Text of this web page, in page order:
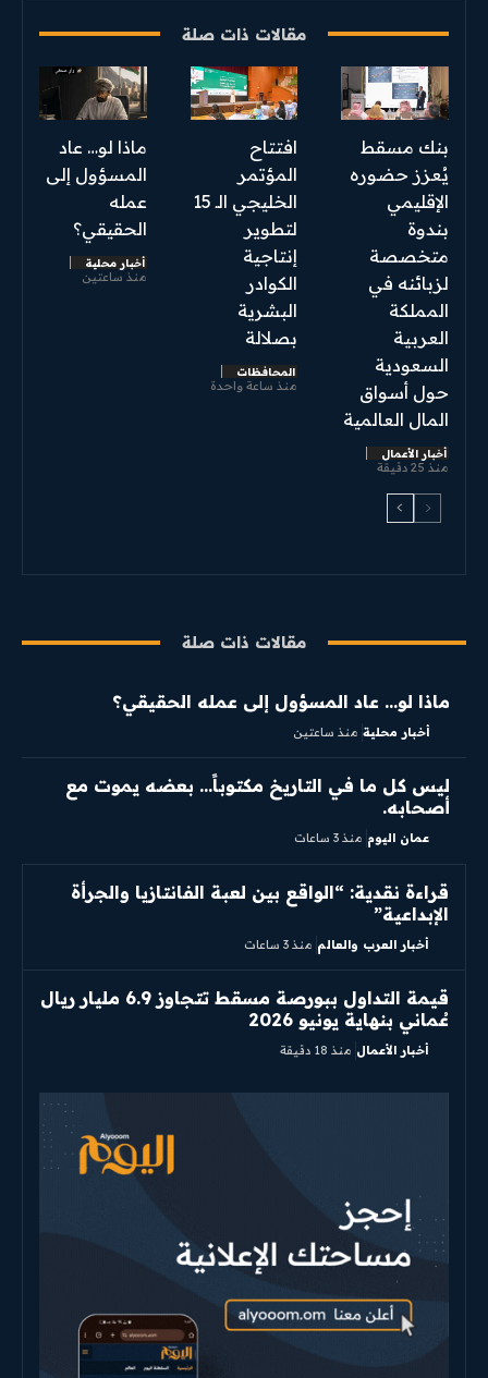
مقالات ذات صلة
بنك مسقط
يُعزز حضوره
الإقليمي
بندوة
متخصصة
لزبائنه في
المملكة
العربية
السعودية
حول أسواق
المال العالمية
أخبار الأعمال
منذ 25 دقيقة
افتتاح
المؤتمر
الخليجي الـ 15
لتطوير
إنتاجية
الكوادر
البشرية
بصلالة
المحافظات
منذ ساعة واحدة
ماذا لو… عاد
المسؤول إلى
عمله
الحقيقي؟
أخبار محلية
منذ ساعتين
مقالات ذات صلة
ماذا لو… عاد المسؤول إلى عمله الحقيقي؟
أخبار محلية منذ ساعتين
ليس كل ما في التاريخ مكتوباً… بعضه يموت مع
أصحابه.
عمان اليوم منذ 3 ساعات
قراءة نقدية: “الواقع بين لعبة الفانتازيا والجرأة
الإبداعية”
أخبار العرب والعالم منذ 3 ساعات
قيمة التداول ببورصة مسقط تتجاوز 6.9 مليار ريال
عُماني بنهاية يونيو 2026
أخبار الأعمال منذ 18 دقيقة